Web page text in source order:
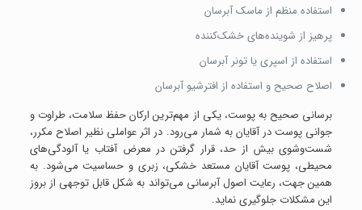
استفاده منظم از ماسک آبرسان
پرهیز از شوینده‌های خشک‌کننده
استفاده از اسپری یا تونر آبرسان
اصلاح صحیح و استفاده از افترشیو آبرسان
برسانی صحیح به پوست، یکی از مهم‌ترین ارکان حفظ سلامت، طراوت و
جوانی پوست در آقایان به شمار می‌رود. در اثر عواملی نظیر اصلاح مکرر،
شست‌وشوی بیش از حد، قرار گرفتن در معرض آفتاب یا آلودگی‌های
محیطی، پوست آقایان مستعد خشکی، زبری و حساسیت می‌شود. به
همین جهت، رعایت اصول آبرسانی می‌تواند به شکل قابل توجهی از بروز
این مشکلات جلوگیری نماید.